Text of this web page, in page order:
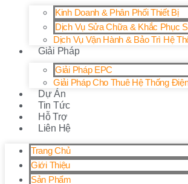
Kinh Doanh & Phân Phối Thiết Bị
Dịch Vụ Sửa Chữa & Khắc Phục
Dịch Vụ Vận Hành & Bảo Trì Hệ
Giải Pháp
Giải Pháp EPC
Giải Pháp Cho Thuê Hệ Thống
Dự Án
Tin Tức
Hỗ Trợ
Liên Hệ
Trang Chủ
Giới Thiệu
Sản Phẩm